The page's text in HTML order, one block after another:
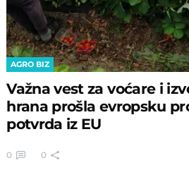
AGRO BIZ
Važna vest za voćare i
hrana prošla evropsku
potvrda iz EU
0 0